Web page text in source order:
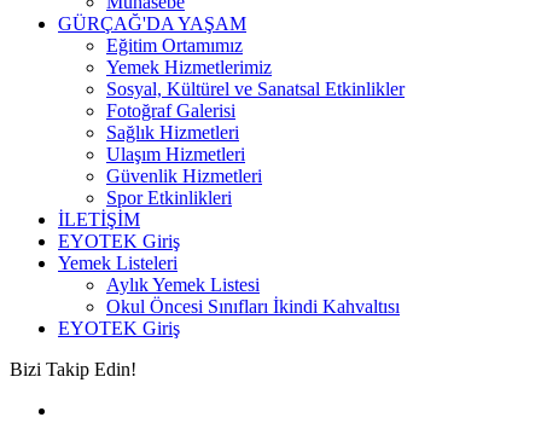
GÜRÇAĞ'DA YAŞAM
Eğitim Ortamımız
Yemek Hizmetlerimiz
Sosyal, Kültürel ve Sanatsal Etkinlikler
Fotoğraf Galerisi
Sağlık Hizmetleri
Ulaşım Hizmetleri
Güvenlik Hizmetleri
Spor Etkinlikleri
İLETİŞİM
EYOTEK Giriş
Yemek Listeleri
Aylık Yemek Listesi
Okul Öncesi Sınıfları İkindi Kahvaltısı
EYOTEK Giriş
Bizi Takip Edin!